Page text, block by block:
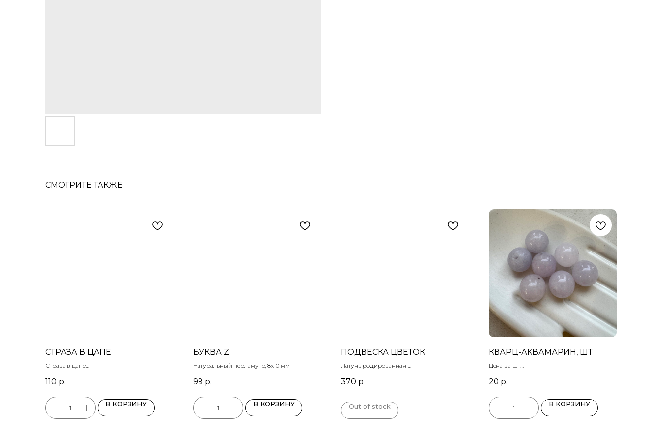
СМОТРИТЕ ТАКЖЕ
СТРАЗА В ЦАПЕ
Страза в цапе
Размер 14 х 10 мм
110 р.
В КОРЗИНУ
БУКВА Z
Натуральный перламутр, 8х10 мм
99 р.
В КОРЗИНУ
ПОДВЕСКА ЦВЕТОК
Латунь родированная
370 р.
Out of stock
КВАРЦ-АКВАМАРИН, ШТ
Цена за шт
20 р.
В КОРЗИНУ